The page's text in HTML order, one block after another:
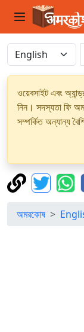
ওয়েবসাইট এবং
নিন। সদস্যতা ফি
সম্পর্কিত অন্যান্য
অমরকোষ